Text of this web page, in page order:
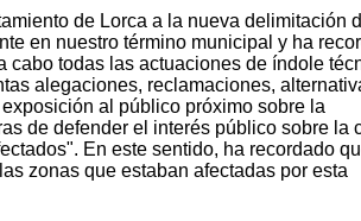
de Lorca a la nueva delimitación
en nuestro término municipal y ha
todas las actuaciones de índole
alegaciones, reclamaciones,
al público próximo sobre la
de defender el interés público sobre la
En este sentido, ha recordado
zonas que estaban afectadas por esta